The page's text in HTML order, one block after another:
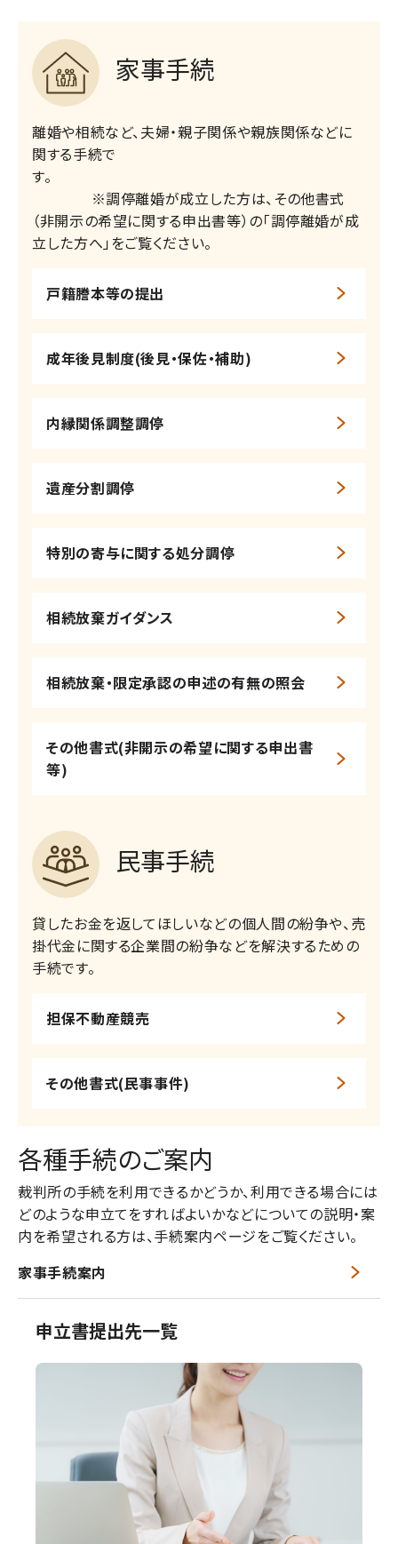
家事手続
離婚や相続など、夫婦・親子関係や親族関係などに
関する手続で
す。
※調停離婚が成立した方は、その他書式
（非開示の希望に関する申出書等）の「調停離婚が成
立した方へ」をご覧ください。
戸籍謄本等の提出
成年後見制度(後見・保佐・補助)
内縁関係調整調停
遺産分割調停
特別の寄与に関する処分調停
相続放棄ガイダンス
相続放棄・限定承認の申述の有無の照会
その他書式(非開示の希望に関する申出書
等)
民事手続
貸したお金を返してほしいなどの個人間の紛争や、売
掛代金に関する企業間の紛争などを解決するための
手続です。​
担保不動産競売
その他書式(民事事件)
各種手続のご案内
裁判所の手続を利用できるかどうか、利用できる場合には
どのような申立てをすればよいかなどについての説明・案
内を希望される方は、手続案内ページをご覧ください。
家事手続案内
申立書提出先一覧